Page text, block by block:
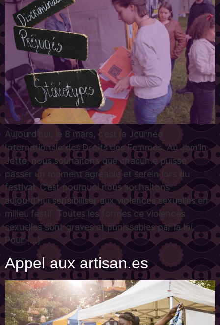
Aujourd’hui, le 8 mars, c’est la Journée
Internationale des Droits des Femmes. Au Jam’in
Jette, nous souhaitons que chacun.e puisse
passer un moment agréable et serein lors du
festival. C’est pourquoi nous souhaitons
aujourd’hui sensibiliser aux violences sexuelles en
milieu festif. Toutes les formes de violences
sexuelles sont graves et punissables par la loi.
Pour […]
Appel aux artisan.es